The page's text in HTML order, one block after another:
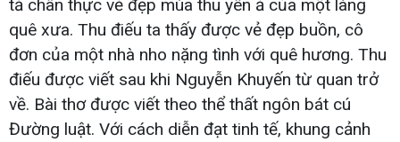
tả chân thực vẻ đẹp mùa thu yên ả của một làng
quê xưa. Thu điếu ta thấy được vẻ đẹp buồn, cô
đơn của một nhà nho nặng tình với quê hương. Thu
điếu được viết sau khi Nguyễn Khuyến từ quan trở
về. Bài thơ được viết theo thể thất ngôn bát cú
Đường luật. Với cách diễn đạt tinh tế, khung cảnh